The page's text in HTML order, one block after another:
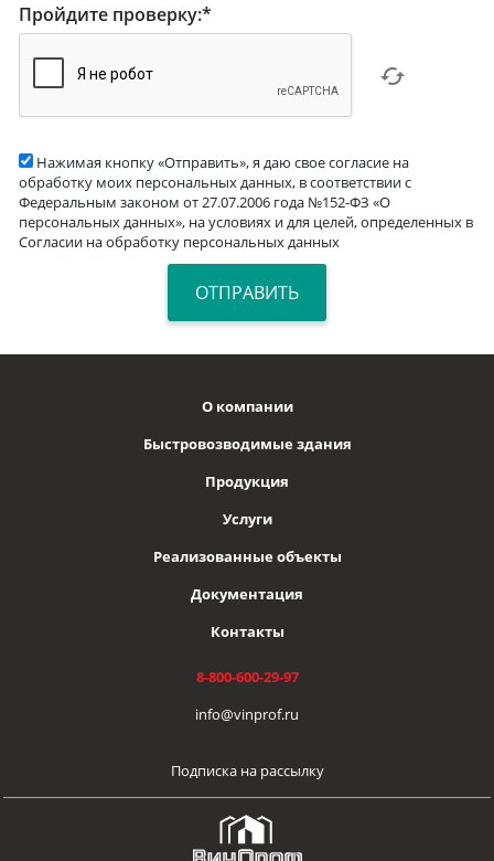
Пройдите проверку:*
Нажимая кнопку «Отправить», я даю свое согласие на
обработку моих персональных данных, в соответствии с
Федеральным законом от 27.07.2006 года №152-ФЗ «О
персональных данных», на условиях и для целей, определенных в
Согласии на обработку персональных данных
О компании
Быстровозводимые здания
Продукция
Услуги
Реализованные объекты
Документация
Контакты
8-800-600-29-97
info@vinprof.ru
Подписка на рассылку